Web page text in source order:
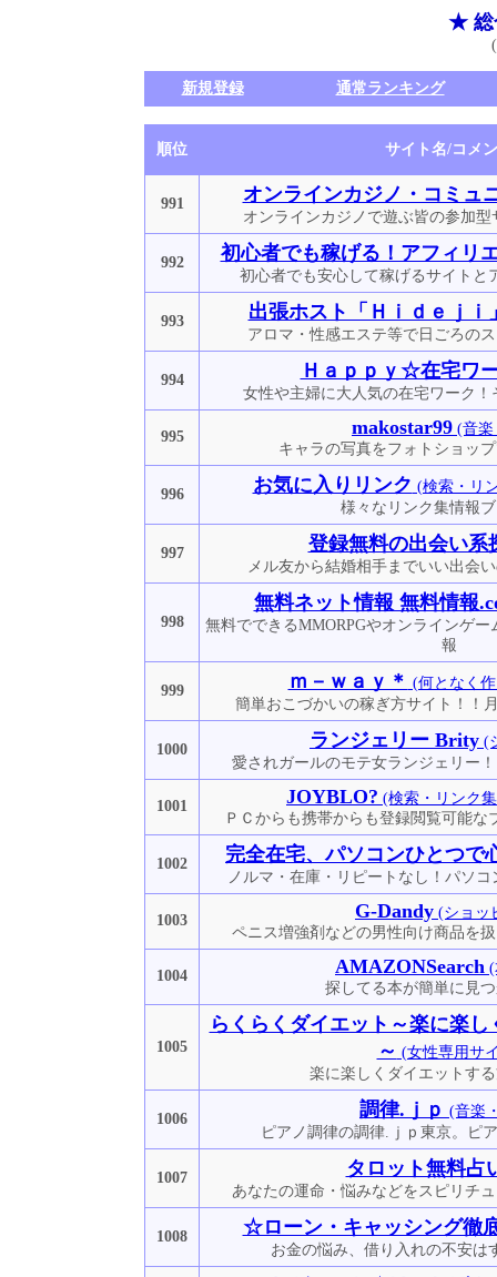
★ 総
新規登録 通常ランキング
順位 サイト名/コメ
991 オンラインカジノ・コミュ
オンラインカジノで遊ぶ皆の参加
992 初心者でも稼げる！アフィリ
初心者でも安心して稼げるサイト
993 出張ホスト「Ｈｉｄｅｊｉ
アロマ・性感エステ等で日ごろの
994 Ｈａｐｐｙ☆在宅ワ
女性や主婦に大人気の在宅ワーク
995 makostar99 (音楽
キャラの写真をフォトショッ
996 お気に入りリンク (検索・リ
様々なリンク集情報
997 登録無料の出会い系
メル友から結婚相手までいい出会
998
無料ネット情報 無料情報
無料でできるMMORPGやオンラインゲ
報
999 ｍ－ｗａｙ＊ (何となく
簡単おこづかいの稼ぎ方サイト！！
1000 ランジェリー Brity (
愛されガールのモテ女ランジェリー
1001 JOYBLO? (検索・リンク
ＰＣからも携帯からも登録閲覧可能な
1002 完全在宅、パソコンひとつで
ノルマ・在庫・リピートなし！パソ
1003 G-Dandy (ショッ
ペニス増強剤などの男性向け商品を
1004 AMAZONSearch (
探してる本が簡単に見
1005
らくらくダイエット～楽に楽
～ (女性専用サ
楽に楽しくダイエットす
1006 調律.ｊｐ (音楽
ピアノ調律の調律.ｊｐ東京。ピ
1007 タロット無料占
あなたの運命・悩みなどをスピリチ
1008 ☆ローン・キャッシング徹
お金の悩み、借り入れの不安は